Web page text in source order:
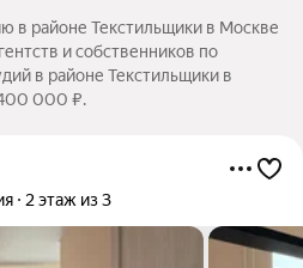
в районе Текстильщики в Москве
и собственников по
в районе Текстильщики в
000 ₽.
2 этаж из 3